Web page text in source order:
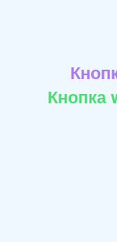
Кнопка